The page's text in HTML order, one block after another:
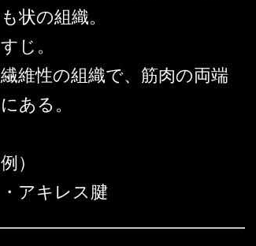
も状の組織。
すじ。
繊維性の組織で、筋肉の両端
にある。
例）
・アキレス腱